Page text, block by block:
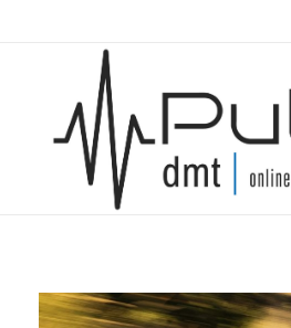
Puls Magazin
Zukunft der Mobilität